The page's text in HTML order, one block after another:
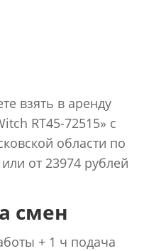
взять в аренду
RT45-72515» с
области по
от 23974 рублей
смен
+ 1 ч подача